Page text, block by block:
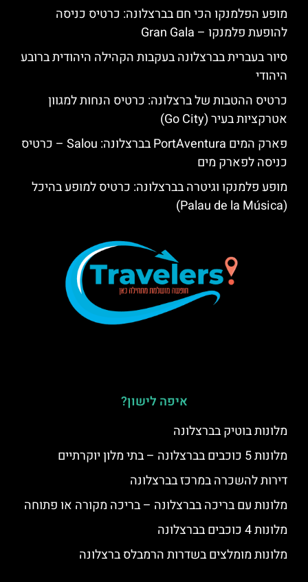
מופע הפלמנקו הכי חם בברצלונה: כרטיס כניסה
להופעת פלמנקו – Gran Gala
סיור בעברית בברצלונה בעקבות הקהילה היהודית ברובע
היהודי
כרטיס ההטבות של ברצלונה: כרטיס הנחות למגוון
אטרקציות בעיר (Go City)
פארק המים PortAventura בברצלונה: Salou – כרטיס
כניסה לפארק מים
מופע פלמנקו וגיטרה בברצלונה: כרטיס למופע בהיכל
(Palau de la Música)
איפה לישון?
מלונות בוטיק בברצלונה
מלונות 5 כוכבים בברצלונה – בתי מלון יוקרתיים
דירות להשכרה במרכז בברצלונה
מלונות עם בריכה בברצלונה – בריכה מקורה או פתוחה
מלונות 4 כוכבים בברצלונה
מלונות מומלצים בשדרות הרמבלס ברצלונה